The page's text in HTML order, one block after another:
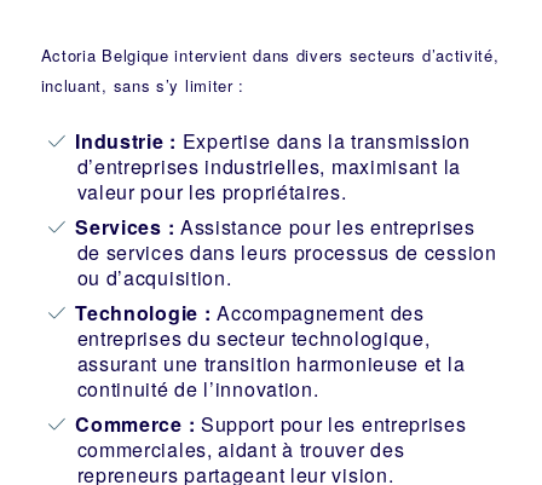
Actoria Belgique intervient dans divers secteurs d’activité,
incluant, sans s’y limiter :
Industrie : Expertise dans la transmission
d’entreprises industrielles, maximisant la
valeur pour les propriétaires.
Services : Assistance pour les entreprises
de services dans leurs processus de cession
ou d’acquisition.
Technologie : Accompagnement des
entreprises du secteur technologique,
assurant une transition harmonieuse et la
continuité de l’innovation.
Commerce : Support pour les entreprises
commerciales, aidant à trouver des
repreneurs partageant leur vision.